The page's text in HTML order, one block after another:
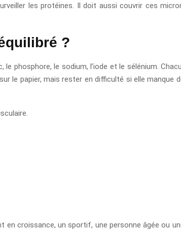
les protéines. Il doit aussi couvrir ces
?
phosphore, le sodium, l’iode et le sélénium.
le papier, mais rester en difficulté si elle manque
croissance, un sportif, une personne âgée ou